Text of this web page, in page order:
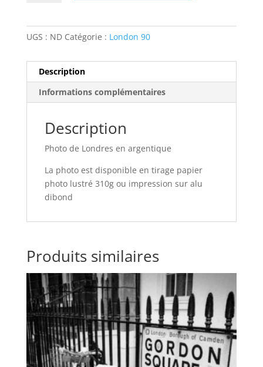
UGS : ND Catégorie : London 90
Description
Informations complémentaires
Description
Photo de Londres en argentique
La photo est disponible en tirage papier
photo lustré 310g ou impression sur alu
dibond
Produits similaires